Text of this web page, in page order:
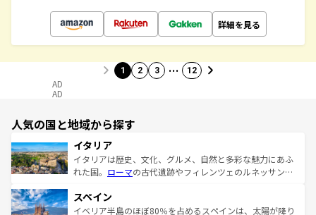
詳細を見る
1 2 3 … 12
AD
AD
人気の国と地域から探す
イタリア
イタリアは歴史、文化、グルメ、自然と多彩な魅力にあふ
れた国。 ローマの古代遺跡やフィレンツェのルネッサンス
ろん、トスカーナの美しい田園風景やアマルフィ海岸の絶
景など、自然景観も見逃せない。観光の合間には、本場の
スペイン
イベリア半島のほぼ80％を占めるスペインは、太陽が降り